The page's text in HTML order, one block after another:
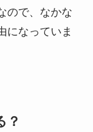
ので、なかな
になっていま
？